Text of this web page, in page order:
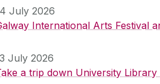
July 2026
International Arts Festival
July 2026
a trip down University